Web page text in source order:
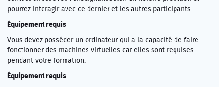
pourrez interagir avec ce dernier et les autres participants.
Équipement requis
Vous devez posséder un ordinateur qui a la capacité de faire
fonctionner des machines virtuelles car elles sont requises
pendant votre formation.
Équipement requis